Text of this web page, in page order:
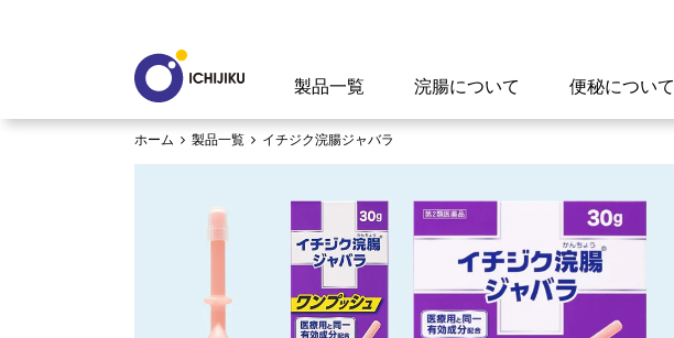
製品一覧 浣腸について 便秘について
ホーム 製品一覧 イチジク浣腸ジャバラ